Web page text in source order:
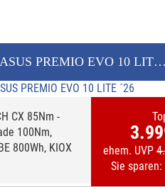
PREMIO EVO 10 LITE ´26
CX 85Nm -
100Nm,
800Wh, KIOX
ehem. UVP
Sie sparen: